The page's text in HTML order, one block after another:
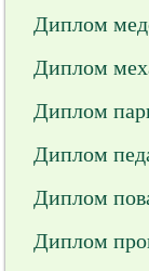
Диплом
Диплом
Диплом
Диплом
Диплом
Диплом